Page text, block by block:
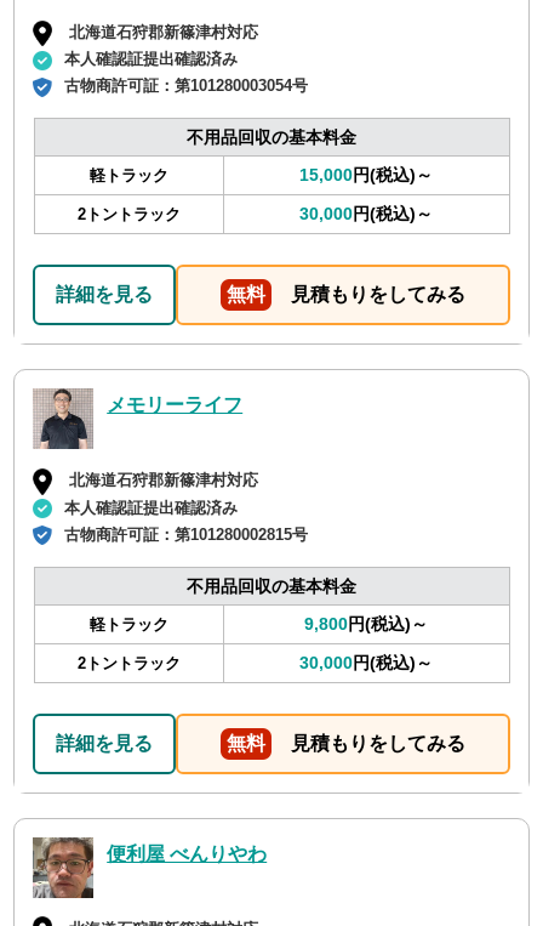
北海道石狩郡新篠津村対応
本人確認証提出確認済み
古物商許可証：第101280003054号
不用品回収の基本料金
軽トラック 15,000円(税込)～
2トントラック 30,000円(税込)～
詳細を見る 無料 見積もりをしてみる
メモリーライフ
北海道石狩郡新篠津村対応
本人確認証提出確認済み
古物商許可証：第101280002815号
不用品回収の基本料金
軽トラック 9,800円(税込)～
2トントラック 30,000円(税込)～
詳細を見る 無料 見積もりをしてみる
便利屋 べんりやわ